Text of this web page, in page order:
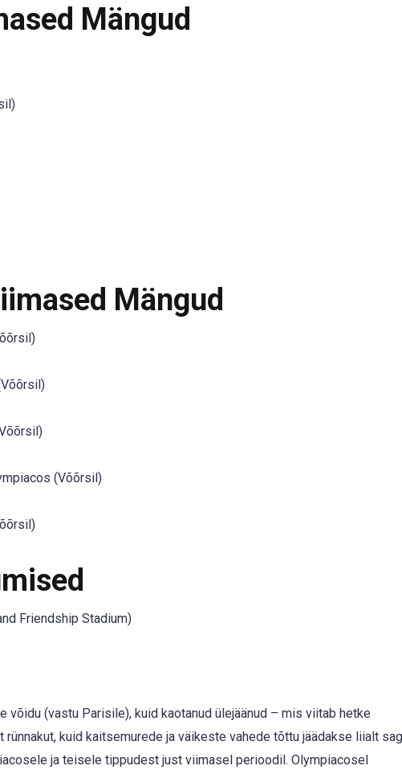
Mängud
Mängud
(Võõrsil)
Friendship Stadium)
võidu (vastu Parisile), kuid kaotanud ülejäänud – mis viitab hetke
kuid kaitsemurede ja väikeste vahede tõttu jäädakse liialt
ja teisele tippudest just viimasel perioodil. Olympiacosel